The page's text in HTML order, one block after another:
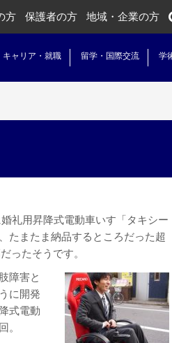
方 保護者の方 地域・企業の方
キャリア・就職 留学・国際交流 学
礼用昇降式電動車いす「タキシー
たまたま納品するところだった超
ったそうです。
障害と
に開発
式電動
。